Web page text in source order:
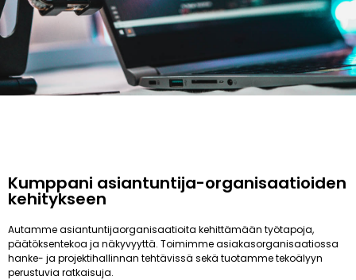
Kumppani asiantuntija-organisaatioiden
kehitykseen
Autamme asiantuntijaorganisaatioita kehittämään työtapoja,
päätöksentekoa ja näkyvyyttä. Toimimme asiakasorganisaatiossa
hanke- ja projektihallinnan tehtävissä sekä tuotamme tekoälyyn
perustuvia ratkaisuja.